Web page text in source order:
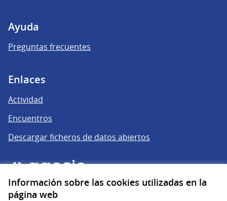
Información sobre las cookies utilizadas en la
página web
Ayuda
Preguntas frecuentes
Enlaces
Actividad
Encuentros
Descargar ficheros de datos abiertos